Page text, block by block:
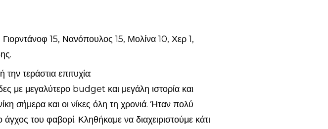
15, Νανόπουλος 15, Μολίνα 10, Χερ 1,
τεράστια επιτυχία:
με μεγαλύτερο budget και μεγάλη ιστορία και
σήμερα και οι νίκες όλη τη χρονιά. Ήταν πολύ
του φαβορί. Κληθήκαμε να διαχειριστούμε κάτι